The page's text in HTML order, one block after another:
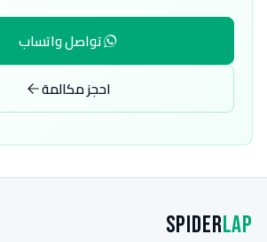
تواصل واتساب
احجز مكالمة
SpiderLap